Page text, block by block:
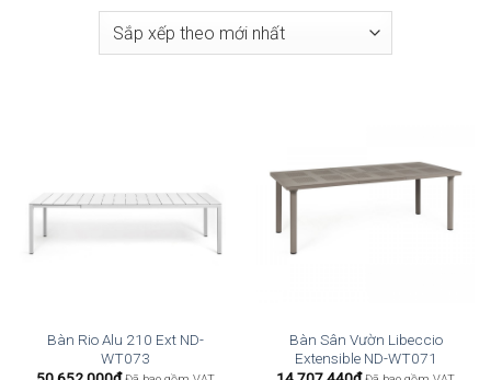
Bàn Rio Alu 210 Ext ND-
WT073
Bàn Sân Vườn Libeccio
Extensible ND-WT071